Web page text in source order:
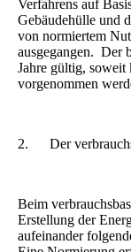
Verfahrens auf
Gebäudehülle und
von normiertem
ausgegangen. Der
Jahre gültig, soweit
vorgenommen
2. Der
Beim
Erstellung der
aufeinander